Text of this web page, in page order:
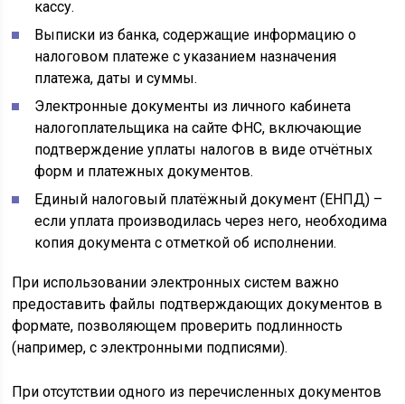
кассу.
Выписки из банка, содержащие информацию о
налоговом платеже с указанием назначения
платежа, даты и суммы.
Электронные документы из личного кабинета
налогоплательщика на сайте ФНС, включающие
подтверждение уплаты налогов в виде отчётных
форм и платежных документов.
Единый налоговый платёжный документ (ЕНПД) –
если уплата производилась через него, необходима
копия документа с отметкой об исполнении.
При использовании электронных систем важно
предоставить файлы подтверждающих документов в
формате, позволяющем проверить подлинность
(например, с электронными подписями).
При отсутствии одного из перечисленных документов